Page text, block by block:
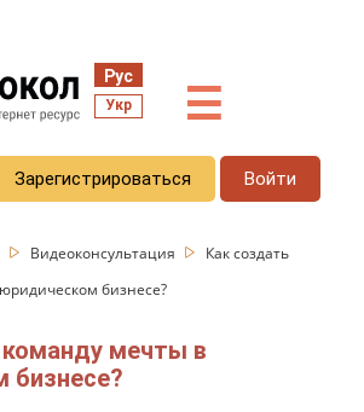
Рус
Укр ☰
Зарегистрироваться Войти
Видеоконсультация
Как создать
бизнесе?
мечты в
бизнесе?